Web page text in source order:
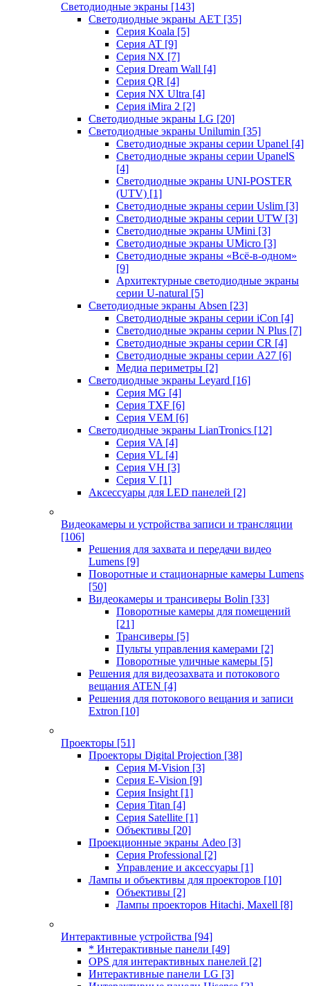
Светодиодные экраны [143]
Светодиодные экраны AET [35]
Cерия Koala [5]
Серия AT [9]
Серия NX [7]
Серия Dream Wall [4]
Серия QR [4]
Серия NX Ultra [4]
Серия iMira 2 [2]
Светодиодные экраны LG [20]
Светодиодные экраны Unilumin [35]
Светодиодные экраны серии Upanel [4]
Светодиодные экраны серии UpanelS
[4]
Светодиодные экраны UNI-POSTER
(UTV) [1]
Светодиодные экраны серии Uslim [3]
Светодиодные экраны серии UTW [3]
Светодиодные экраны UMini [3]
Светодиодные экраны UMicro [3]
Светодиодные экраны «Всё-в-одном»
[9]
Архитектурные светодиодные экраны
серии U-natural [5]
Светодиодные экраны Absen [23]
Светодиодные экраны серии iCon [4]
Светодиодные экраны серии N Plus [7]
Светодиодные экраны серии CR [4]
Светодиодные экраны серии А27 [6]
Медиа периметры [2]
Светодиодные экраны Leyard [16]
Серия MG [4]
Серия TXF [6]
Серия VEM [6]
Светодиодные экраны LianTronics [12]
Серия VA [4]
Серия VL [4]
Серия VH [3]
Серия V [1]
Аксессуары для LED панелей [2]
Видеокамеры и устройства записи и трансляции
[106]
Решения для захвата и передачи видео
Lumens [9]
Поворотные и стационарные камеры Lumens
[50]
Видеокамеры и трансиверы Bolin [33]
Поворотные камеры для помещений
[21]
Трансиверы [5]
Пульты управления камерами [2]
Поворотные уличные камеры [5]
Решения для видеозахвата и потокового
вещания ATEN [4]
Решения для потокового вещания и записи
Extron [10]
Проекторы [51]
Проекторы Digital Projection [38]
Серия M-Vision [3]
Серия E-Vision [9]
Серия Insight [1]
Серия Titan [4]
Серия Satellite [1]
Объективы [20]
Проекционные экраны Adeo [3]
Серия Professional [2]
Управление и аксессуары [1]
Лампы и объективы для проекторов [10]
Объективы [2]
Лампы проекторов Hitachi, Maxell [8]
Интерактивные устройства [94]
* Интерактивные панели [49]
OPS для интерактивных панелей [2]
Интерактивные панели LG [3]